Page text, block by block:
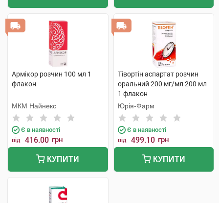
Армікор розчин 100 мл 1
флакон
МКМ Найнекс
Є в наявності
від 416.00 грн
КУПИТИ
Тівортін аспартат розчин
оральний 200 мг/мл 200 мл
1 флакон
Юрія-Фарм
Є в наявності
від 499.10 грн
КУПИТИ